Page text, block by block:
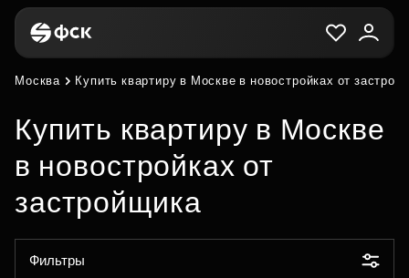
Москва Купить квартиру в Москве в новостройках от
Купить квартиру в Москве
в новостройках от
застройщика
Фильтры